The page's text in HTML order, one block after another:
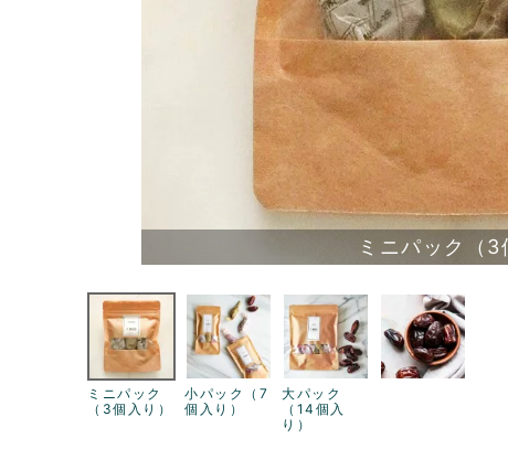
ミニパック（3
ミニパック
（3個入り）
小パック（7
個入り）
大パック
（14個入
り）